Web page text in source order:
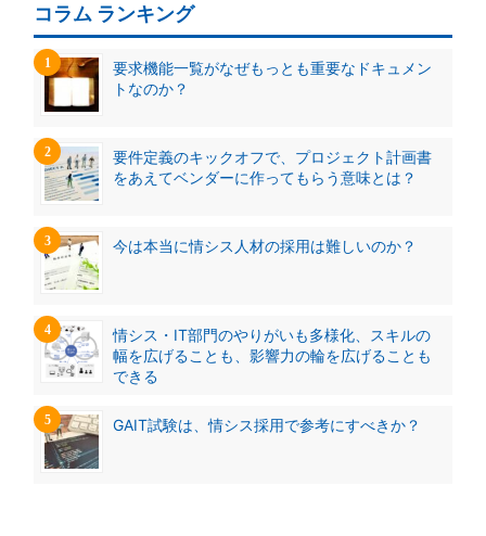
コラム ランキング
要求機能一覧がなぜもっとも重要なドキュメン
トなのか？
要件定義のキックオフで、プロジェクト計画書
をあえてベンダーに作ってもらう意味とは？
今は本当に情シス人材の採用は難しいのか？
情シス・IT部門のやりがいも多様化、スキルの
幅を広げることも、影響力の輪を広げることも
できる
GAIT試験は、情シス採用で参考にすべきか？